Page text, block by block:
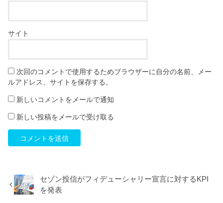
サイト
次回のコメントで使用するためブラウザーに自分の名前、メー
ルアドレス、サイトを保存する。
新しいコメントをメールで通知
新しい投稿をメールで受け取る
セゾン投信がフィデューシャリー宣言に対するKPI
を発表